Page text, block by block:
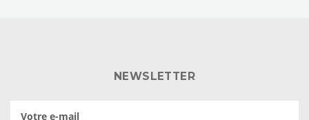
NEWSLETTER